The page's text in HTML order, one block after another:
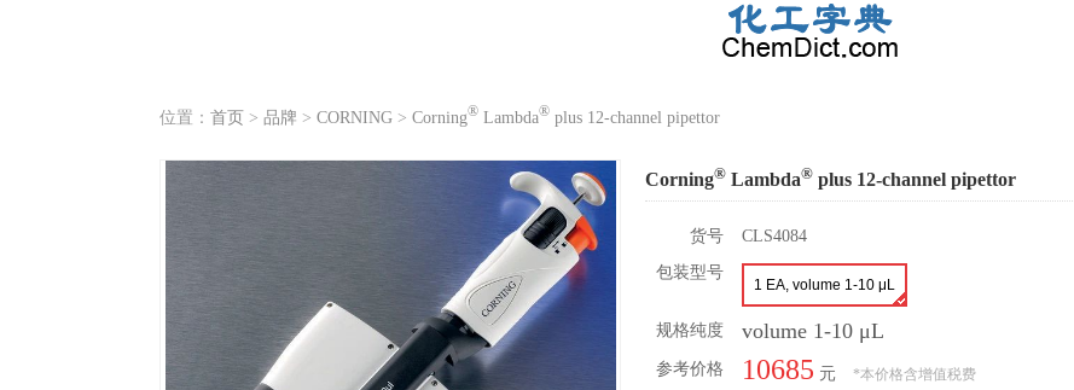
位置： 首页 > 品牌 > CORNING > Corning® Lambda® plus 12-channel pipettor
Corning® Lambda® plus 12-channel pipettor
货号
CLS4084
包装型号
1 EA, volume 1-10 μL
规格纯度 volume 1-10 μL
参考价格 10685 元 *本价格含增值税费